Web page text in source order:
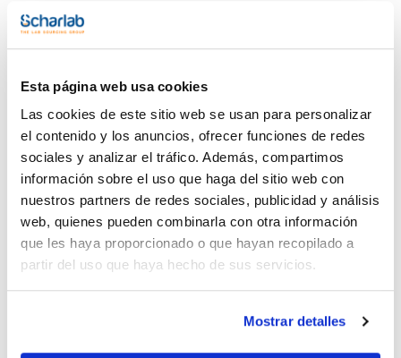
Esta página web usa cookies
Las cookies de este sitio web se usan para personalizar
el contenido y los anuncios, ofrecer funciones de redes
sociales y analizar el tráfico. Además, compartimos
información sobre el uso que haga del sitio web con
nuestros partners de redes sociales, publicidad y análisis
web, quienes pueden combinarla con otra información
que les haya proporcionado o que hayan recopilado a
partir del uso que haya hecho de sus servicios.
Mostrar detalles
Pera pipeteadora de seguridad, en goma natural.
2 puntos de trabajo.
Ver más
Documentación técnica
TDS / Ficha técnica
Regístrate para
Regístrate para
descargas
SDS/ Hoja de seguridad
Regístrate para
descargas
productos marca Scharlau habitualmente en stock,
listos para una entrega inmediata.